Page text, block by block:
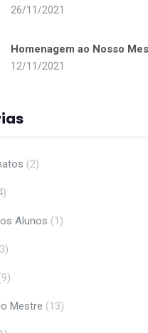
26/11/2021
Homenagem ao Nosso
12/11/2021
(2)
Alunos (1)
Mestre (13)